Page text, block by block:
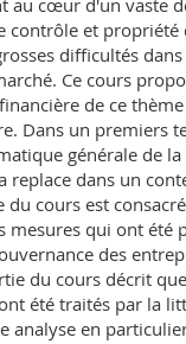
cours
au cœur d'un vaste
contrôle et propriété
difficultés
Ce cours
de ce thème
Dans un premiers
générale de
replace dans un
cours est
mesures qui ont été
des
du cours décrit
été traités par la
analyse en